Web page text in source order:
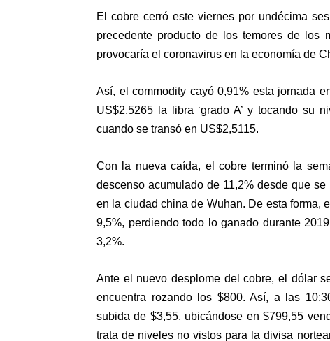
El cobre cerró este viernes por undécima
precedente producto de los temores de los
provocaría el coronavirus en la economía de
Así, el commodity cayó 0,91% esta jornada
US$2,5265 la libra ‘grado A’ y tocando su
cuando se transó en US$2,5115.
Con la nueva caída, el cobre terminó la
descenso acumulado de 11,2% desde que
en la ciudad china de Wuhan. De esta forma,
9,5%, perdiendo todo lo ganado durante
3,2%.
Ante el nuevo desplome del cobre, el dólar
encuentra rozando los $800. Así, a las
subida de $3,55, ubicándose en $799,55
trata de niveles no vistos para la divisa